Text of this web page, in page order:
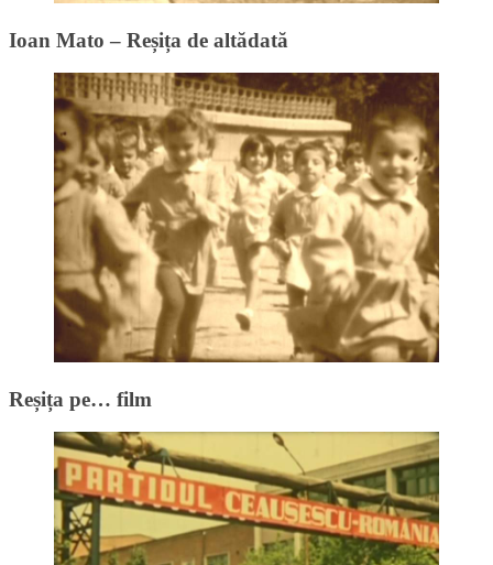
Ioan Mato – Reșița de altădată
Reșița pe… film